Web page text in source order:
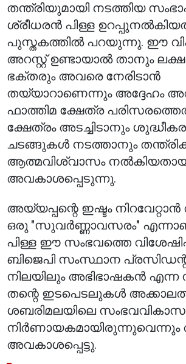
തന്ത്രിയുമായി നടത്തിയ
ശ്രീധരൻ പിള്ള
പുസ്തകത്തിൽ പറയുന്നു. ഈ
അറസ്റ്റ് ഉണ്ടായാൽ താനും
ഭക്തരും അവരെ നേരിടാൻ
തയ്യാറാണെന്നും അദ്ദേഹം
ഫാത്തിമ ക്ഷേത്ര
ക്ഷേത്രം അടച്ചിടാനും
ചടങ്ങുകൾ നടത്താനും
ആത്മവിശ്വാസം
അവകാശപ്പെടുന്നു.
അയ്യപ്പന്റെ ഇഷ്ടം നിറവേറ്റാൻ
ഒരു "സുവർണ്ണാവസരം"
പിള്ള ഈ സംഭവത്തെ
ബിജെപി സംസ്ഥാന
നിലയിലും അഭിഭാഷകൻ എന്ന
തന്റെ ഇടപെടലുകൾ
ശബരിമലയിലെ
നിർണായകമായിരുന്നുവെന്നും
അവകാശപ്പെട്ടു.